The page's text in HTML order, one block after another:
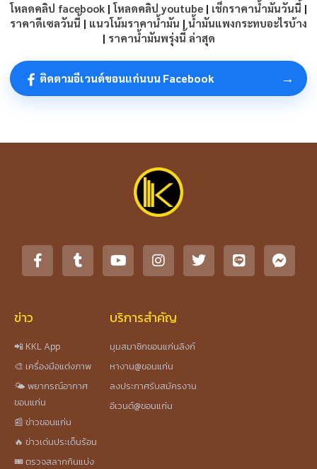
โหลดคลิป facebook |โหลดคลิป youtube | เช็กราคาน้ำมันวันนี้ |
ราคาดีเซลวันนี้ | แนวโน้มราคาน้ำมัน | น้ำมันแพงกระทบอะไรบ้าง
| ราคาน้ำมันพรุ่งนี้ ล่าสุด
ติดตามอีเวนต์ขอนแก่นบน Facebook →
ข่าว
📲 KKL App
🎨 เครื่องมือแต่งภาพ
🌤️ พยากรณ์อากาศ
ขอนแก่น
📰 ข่าวขอนแก่น
🔥 ข่าวเด่นประเด็นร้อน
🎟️ ตรวจสลากกินแบ่ง
บริการสำคัญ
มุมสมาชิกขอนแก่นลิงก์
หางาน@ขอนแก่น
ลงประกาศรับสมัครงาน
อีเวนต์@ขอนแก่น